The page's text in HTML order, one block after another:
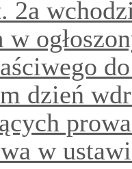
2a
w
dzień
w